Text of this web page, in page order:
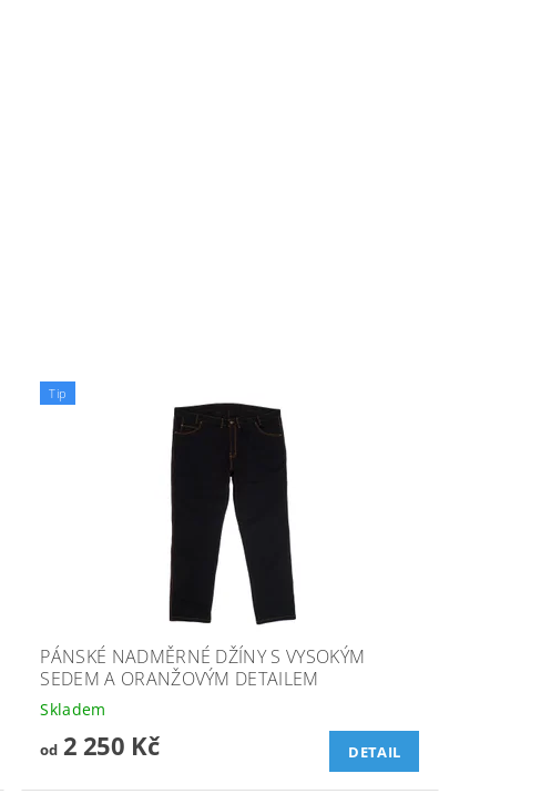
Tip
PÁNSKÉ NADMĚRNÉ DŽÍNY S VYSOKÝM
SEDEM A ORANŽOVÝM DETAILEM
Skladem
od2 250 Kč DETAIL